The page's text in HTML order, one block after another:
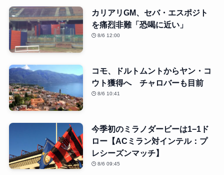
カリアリGM、セバ・エスポジト
を痛烈非難「恐喝に近い」
8/6 12:00
コモ、ドルトムントからヤン・コ
ウト獲得へ チャロバーも目前
8/6 10:41
今季初のミラノダービーは1−1ド
ロー【ACミラン対インテル：プ
レシーズンマッチ】
8/6 09:45